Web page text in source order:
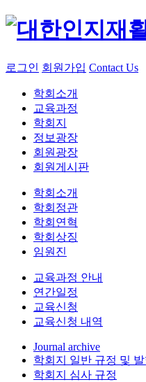
로그인 회원가입 Contact Us
학회소개
교육과정
학회지
정보광장
회원광장
회원게시판
학회소개
학회정관
학회연혁
학회상징
임원진
교육과정 안내
연간일정
교육신청
교육신청 내역
Journal archive
학회지 일반 규정 및
학회지 심사 규정